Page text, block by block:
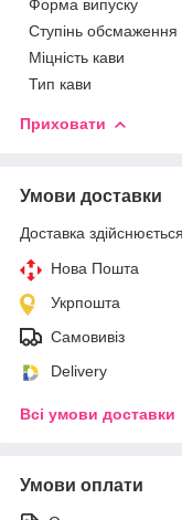
Форма випуску
Ступінь обсмаження
Міцність кави
Тип кави
Приховати
Умови доставки
Доставка
Нова Пошта
Укрпошта
Самовивіз
Delivery
Всі умови доставки
Умови оплати